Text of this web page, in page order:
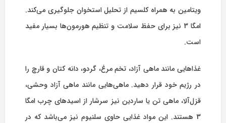
ویتامین به همراه کلسیم از تحلیل استخوان جلوگیری می‌کند.
امگا 3 نیز برای حفظ سلامت و تنظیم هورمون‌ها بسیار مفید
است.
غذاهایی مانند ماهی آزاد، تخم مرغ، گردو، دانه کتان و قارچ را
در رژیم خود قرار دهید. ماهی‌هایی مانند ماهی آزاد وحشی،
قزل‌آلا، ماهی تن یا ساردین نیز سرشار از اسیدهای چرب امگا
3 هستند. این مواد غذایی حاوی سلنیوم نیز می‌باشد که در